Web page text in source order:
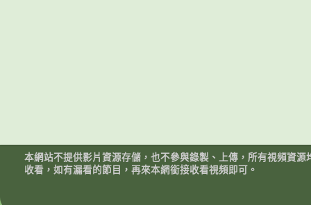
本網站不提供影片資源存儲，也不參與錄製、上傳，所有視頻資
收看，如有漏看的節目，再來本網銜接收看視頻即可。